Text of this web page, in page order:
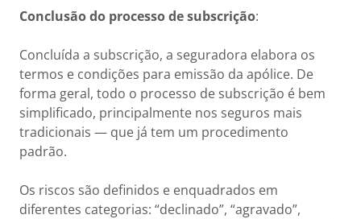
Conclusão do processo de subscrição:
Concluída a subscrição, a seguradora elabora os
termos e condições para emissão da apólice. De
forma geral, todo o processo de subscrição é bem
simplificado, principalmente nos seguros mais
tradicionais — que já tem um procedimento
padrão.
Os riscos são definidos e enquadrados em
diferentes categorias: “declinado”, “agravado”,